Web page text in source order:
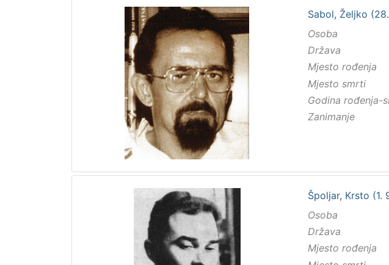
Sabol, Željko (28.
Osoba
Država
Mjesto rođenja
Mjesto smrti
Godina rođenja-
Zanimanje
Špoljar, Krsto (1.
Osoba
Država
Mjesto rođenja